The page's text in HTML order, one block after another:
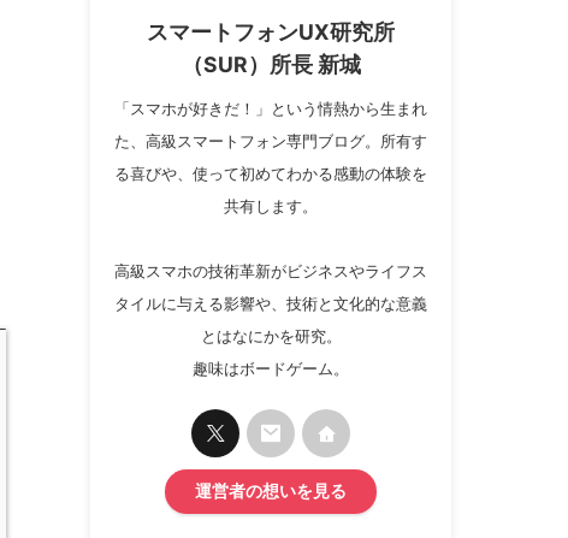
スマートフォンUX研究所
（SUR）所長 新城
「スマホが好きだ！」という情熱から生まれ
た、高級スマートフォン専門ブログ。所有す
る喜びや、使って初めてわかる感動の体験を
共有します。
高級スマホの技術革新がビジネスやライフス
タイルに与える影響や、技術と文化的な意義
とはなにかを研究。
趣味はボードゲーム。
運営者の想いを見る